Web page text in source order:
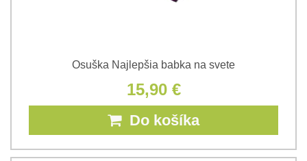
Osuška Najlepšia babka na svete
15,90 €
Do košíka